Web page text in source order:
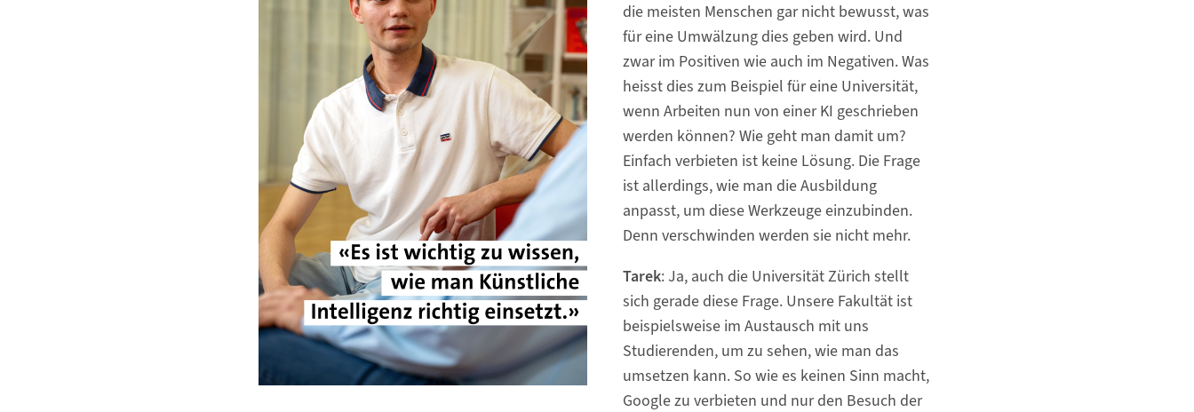
die meisten Menschen gar nicht bewusst, was
für eine Umwälzung dies geben wird. Und
zwar im Positiven wie auch im Negativen. Was
heisst dies zum Beispiel für eine Universität,
wenn Arbeiten nun von einer KI geschrieben
werden können? Wie geht man damit um?
Einfach verbieten ist keine Lösung. Die Frage
ist allerdings, wie man die Ausbildung
anpasst, um diese Werkzeuge einzubinden.
Denn verschwinden werden sie nicht mehr.
Tarek: Ja, auch die Universität Zürich stellt
sich gerade diese Frage. Unsere Fakultät ist
beispielsweise im Austausch mit uns
Studierenden, um zu sehen, wie man das
umsetzen kann. So wie es keinen Sinn macht,
Google zu verbieten und nur den Besuch der